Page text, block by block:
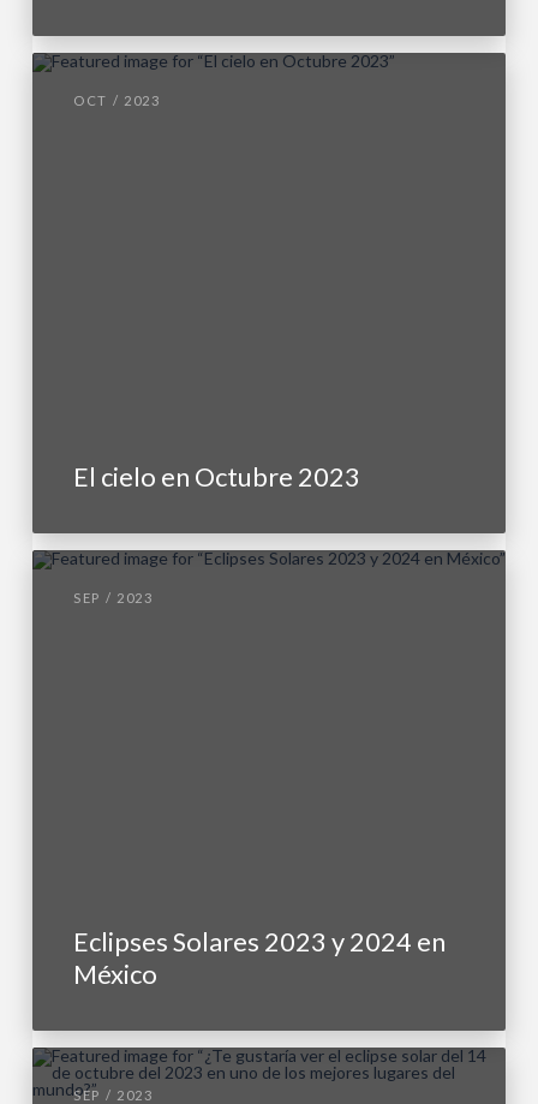
OCT / 2023
El cielo en Octubre 2023
SEP / 2023
Eclipses Solares 2023 y 2024 en
México
SEP / 2023